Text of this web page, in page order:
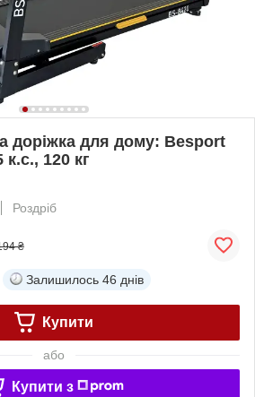
доріжка для дому: Besport
к.с., 120 кг
Роздріб
₴
Залишилось 46 днів
Купити
або
Купити з